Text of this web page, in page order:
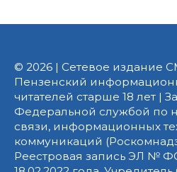
© 2026 | Сетевое издание
Пензенский
читателей старше 18 лет |
Федеральной службой по
связи, информационных
коммуникаций
Реестровая запись ЭЛ №